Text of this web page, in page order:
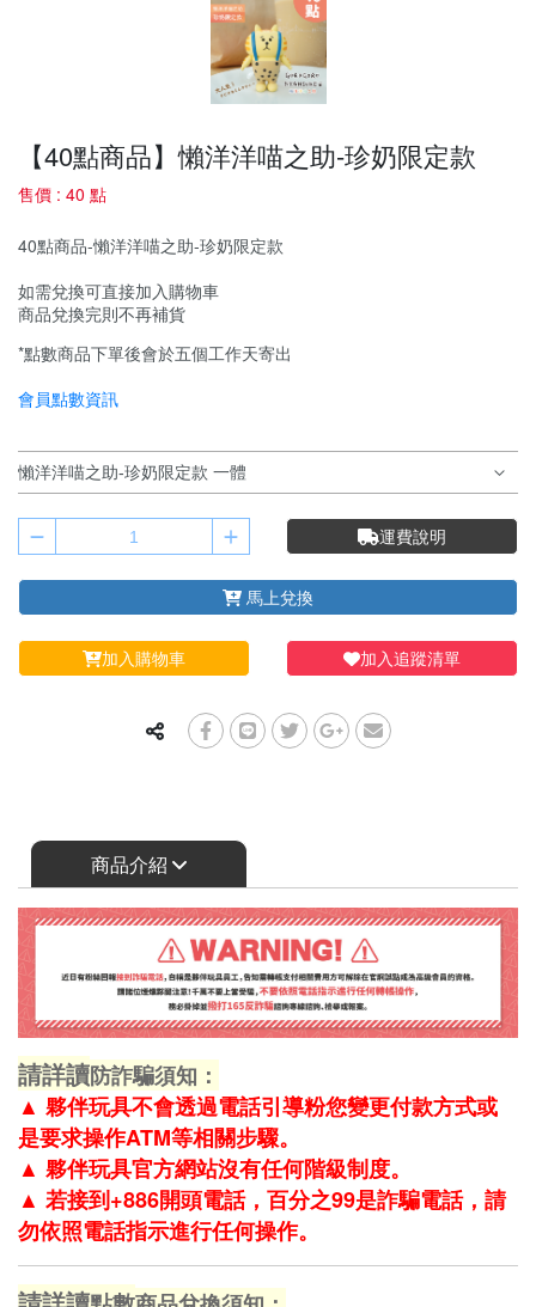
【40點商品】懶洋洋喵之助-珍奶限定款
售價 : 40 點
40點商品-懶洋洋喵之助-珍奶限定款
如需兌換可直接加入購物車
商品兌換完則不再補貨
*點數商品下單後會於五個工作天寄出
會員點數資訊
運費說明
馬上兌換
加入購物車 加入追蹤清單
商品介紹
請詳讀防詐騙須知：
▲ 夥伴玩具不會透過電話引導粉您變更付款方式或
是要求操作ATM等相關步驟。
▲ 夥伴玩具官方網站沒有任何階級制度。
▲ 若接到+886開頭電話，百分之99是詐騙電話，請
勿依照電話指示進行任何操作。